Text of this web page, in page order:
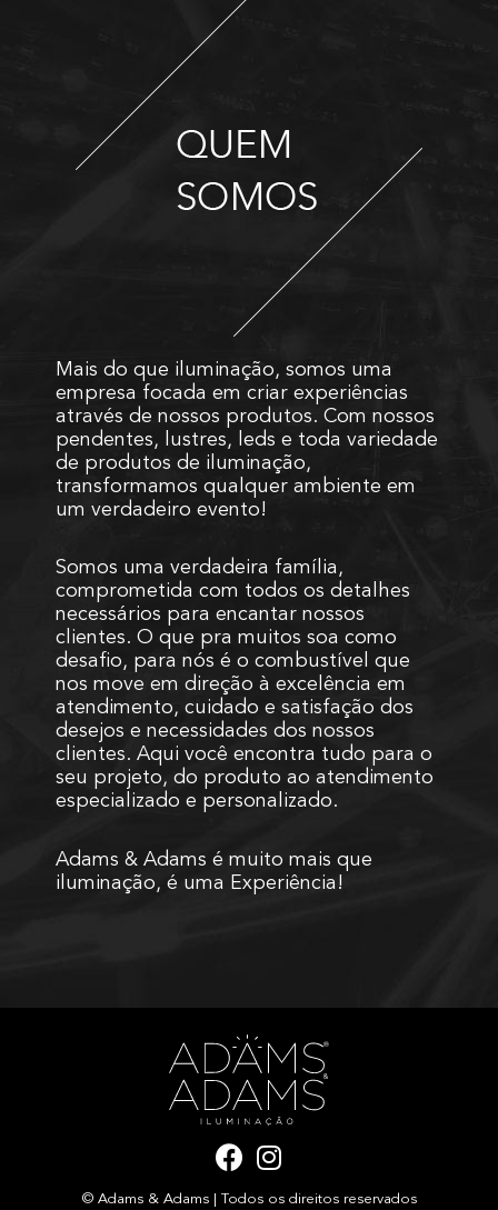
Mais do que iluminação, somos uma
empresa focada em criar experiências
através de nossos produtos. Com nossos
pendentes, lustres, leds e toda variedade
de produtos de iluminação,
transformamos qualquer ambiente em
um verdadeiro evento!
Somos uma verdadeira família,
comprometida com todos os detalhes
necessários para encantar nossos
clientes. O que pra muitos soa como
desafio, para nós é o combustível que
nos move em direção à excelência em
atendimento, cuidado e satisfação dos
desejos e necessidades dos nossos
clientes. Aqui você encontra tudo para o
seu projeto, do produto ao atendimento
especializado e personalizado.
Adams & Adams é muito mais que
iluminação, é uma Experiência!
F
a
I
n
© Adams & Adams | Todos os direitos reservados